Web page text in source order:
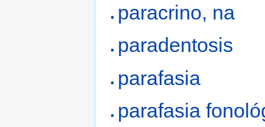
paracrino, na
paradentosis
parafasia
parafasia